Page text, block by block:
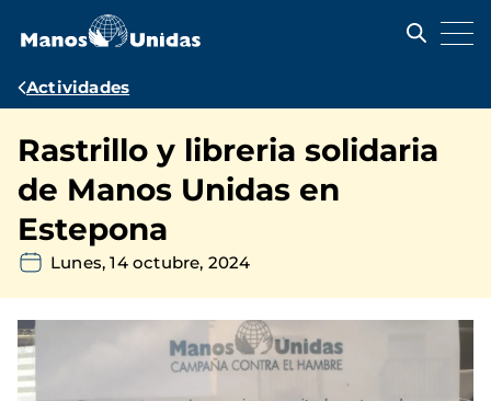
contenido
Ruta
navegación
Actividades
Rastrillo y libreria solidaria
de Manos Unidas en
Estepona
Lunes, 14 octubre, 2024